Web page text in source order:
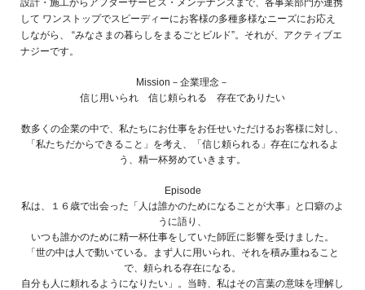
設計・施工からアフターサービス・メンテナンスまで、各事業部門が連携
して ワンストップでスピーディーにお客様の多種多様なニーズにお応え
しながら、
“みなさまの暮らしをまるごとビルド”。それが、アクティブエ
ナジーです。
Mission－企業理念－
信じ用いられ 信じ頼られる 存在でありたい
数多くの企業の中で、私たちにお仕事をお任せいただけるお客様に対し、
「私たちだからできること」を考え、「信じ頼られる」存在になれるよ
う、精一杯努めていきます。
Episode
私は、１６歳で出会った「人は誰かのためになることが大事」と口癖のよ
うに語り、
いつも誰かのために精一杯仕事をしていた師匠に影響を受けました。
「世の中は人で動いている。まず人に用いられ、それを積み重ねること
で、頼られる存在になる。
自分も人に頼れるようになりたい」。当時、私はその言葉の意味を理解し